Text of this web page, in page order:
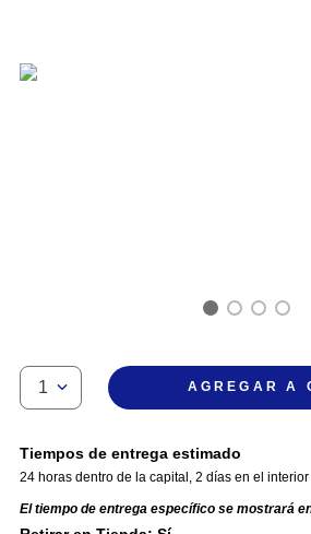
1 AGREGAR A
Tiempos de entrega estimado
24 horas dentro de la capital 2 días en el
El tiempo de entrega específico se mostrará